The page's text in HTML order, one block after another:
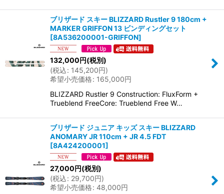
ブリザード スキー BLIZZARD Rustler 9 180cm +
MARKER GRIFFON 13 ビンディングセット
[8A536200001-GRIFFON]
132,000円(税別)
(税込: 145,200円)
希望小売価格: 165,000円
BLIZZARD Rustler 9 Construction: FluxForm +
Trueblend FreeCore: Trueblend Free W…
ブリザード ジュニア キッズ スキー BLIZZARD
ANOMARY JR 110cm + JR 4.5 FDT
[8A424200001]
27,000円(税別)
(税込: 29,700円)
希望小売価格: 48,000円